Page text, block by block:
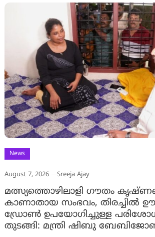
News
August 7, 2026 Sreeja Ajay
മത്സ്യത്തൊഴിലാളി ഗൗതം
കാണാതായ സംഭവം, തിരച്ചിൽ
ഡ്രോണ്‍ ഉപയോഗിച്ചുള്ള
തുടങ്ങി: മന്ത്രി ഷിബു